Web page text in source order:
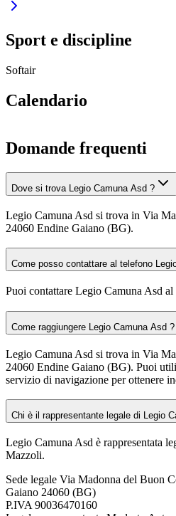
Sport e discipline
Softair
Calendario
Domande frequenti
Dove si trova Legio Camuna Asd ?
Legio Camuna Asd si trova in Via
24060 Endine Gaiano (BG).
Come posso contattare al telefono
Puoi contattare Legio Camuna Asd
Come raggiungere Legio Camuna Asd ?
Legio Camuna Asd si trova in Via
24060 Endine Gaiano (BG). Puoi
servizio di navigazione per ottenere
Chi è il rappresentante legale di Legio
Legio Camuna Asd è rappresentata
Mazzoli.
Sede legale Via Madonna del Buon
Gaiano 24060 (BG)
P.IVA 90036470160